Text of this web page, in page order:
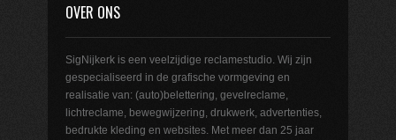
OVER ONS
SigNijkerk is een veelzijdige reclamestudio. Wij zijn
gespecialiseerd in de grafische vormgeving en
realisatie van: (auto)belettering, gevelreclame,
lichtreclame, bewegwijzering, drukwerk, advertenties,
bedrukte kleding en websites. Met meer dan 25 jaar